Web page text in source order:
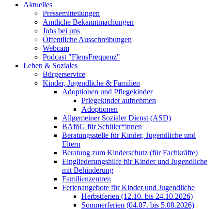
Aktuelles
Pressemitteilungen
Amtliche Bekanntmachungen
Jobs bei uns
Öffentliche Ausschreibungen
Webcam
Podcast "FlensFrequenz"
Leben & Soziales
Bürgerservice
Kinder, Jugendliche & Familien
Adoptionen und Pflegekinder
Pflegekinder aufnehmen
Adoptionen
Allgemeiner Sozialer Dienst (ASD)
BAföG für Schüler*innen
Beratungsstelle für Kinder, Jugendliche und
Eltern
Beratung zum Kinderschutz (für Fachkräfte)
Eingliederungshilfe für Kinder und Jugendliche
mit Behinderung
Familienzentren
Ferienangebote für Kinder und Jugendliche
Herbstferien (12.10. bis 24.10.2026)
Sommerferien (04.07. bis 5.08.2026)